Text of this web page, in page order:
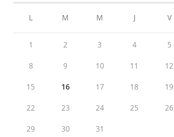
L M M J V
1 2 3 4 5
8 9 10 11 12
15 16 17 18 19
22 23 24 25 26
29 30 31